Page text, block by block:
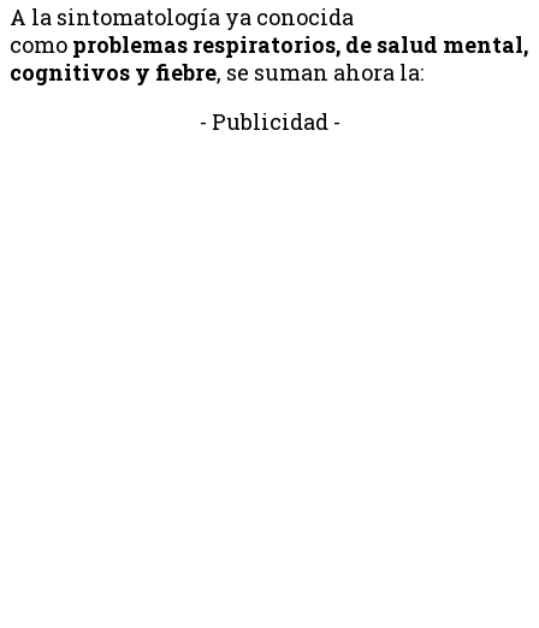
A la sintomatología ya conocida
como problemas respiratorios, de salud mental,
cognitivos y fiebre, se suman ahora la:
- Publicidad -